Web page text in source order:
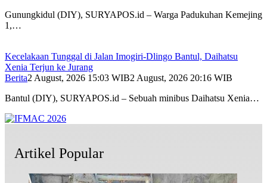
Gunungkidul (DIY), SURYAPOS.id – Warga Padukuhan Kemejing
1,…
Kecelakaan Tunggal di Jalan Imogiri-Dlingo Bantul, Daihatsu
Xenia Terjun ke Jurang
Berita2 August, 2026 15:03 WIB2 August, 2026 20:16 WIB
Bantul (DIY), SURYAPOS.id – Sebuah minibus Daihatsu Xenia…
Artikel Popular